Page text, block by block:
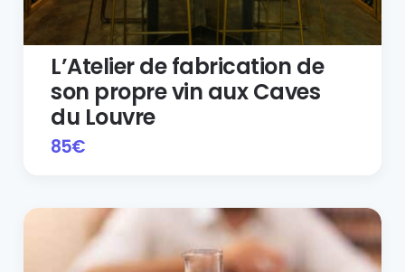
L’Atelier de fabrication de
son propre vin aux Caves
du Louvre
85€